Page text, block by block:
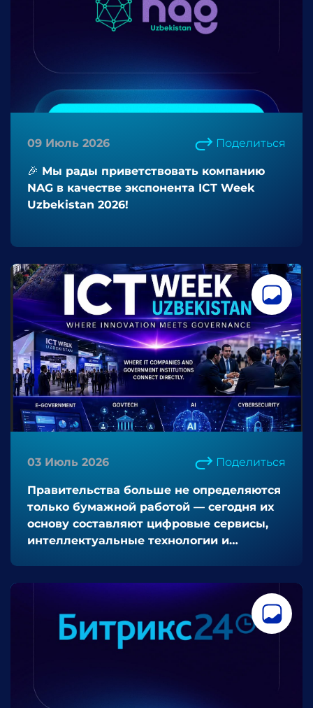
09 Июль 2026 Поделиться
🎉 Мы рады приветствовать компанию
NAG в качестве экспонента ICT Week
Uzbekistan 2026!
03 Июль 2026 Поделиться
Правительства больше не определяются
только бумажной работой — сегодня их
основу составляют цифровые сервисы,
интеллектуальные технологии и